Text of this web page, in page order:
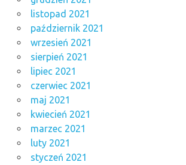
listopad 2021
październik 2021
wrzesień 2021
sierpień 2021
lipiec 2021
czerwiec 2021
maj 2021
kwiecień 2021
marzec 2021
luty 2021
styczeń 2021